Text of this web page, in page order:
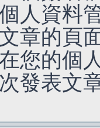
人資料
章的頁
您的個
發表文